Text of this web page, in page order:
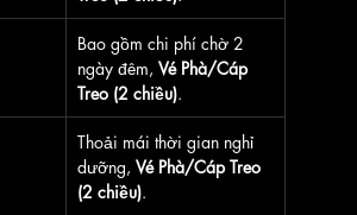
Bao gồm chi phí chờ 2
ngày đêm, Vé Phà/Cáp
Treo (2 chiều).
Thoải mái thời gian nghỉ
dưỡng, Vé Phà/Cáp Treo
(2 chiều).